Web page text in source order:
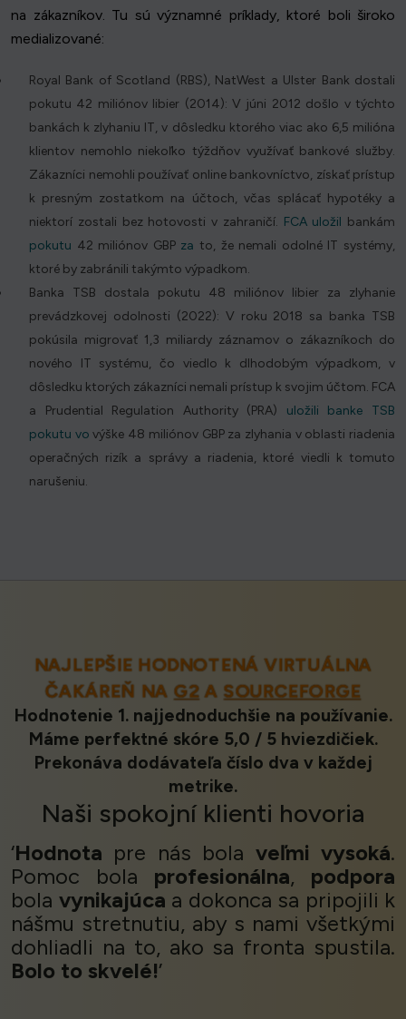
na zákazníkov. Tu sú významné príklady, ktoré boli široko
medializované:
Royal Bank of Scotland (RBS), NatWest a Ulster Bank dostali
pokutu 42 miliónov libier (2014): V júni 2012 došlo v týchto
bankách k zlyhaniu IT, v dôsledku ktorého viac ako 6,5 milióna
klientov nemohlo niekoľko týždňov využívať bankové služby.
Zákazníci nemohli používať online bankovníctvo, získať prístup
k presným zostatkom na účtoch, včas splácať hypotéky a
niektorí zostali bez hotovosti v zahraničí. FCA uložil bankám
pokutu 42 miliónov GBP za to, že nemali odolné IT systémy,
ktoré by zabránili takýmto výpadkom.
Banka TSB dostala pokutu 48 miliónov libier za zlyhanie
prevádzkovej odolnosti (2022): V roku 2018 sa banka TSB
pokúsila migrovať 1,3 miliardy záznamov o zákazníkoch do
nového IT systému, čo viedlo k dlhodobým výpadkom, v
dôsledku ktorých zákazníci nemali prístup k svojim účtom. FCA
a Prudential Regulation Authority (PRA) uložili banke TSB
pokutu vo výške 48 miliónov GBP za zlyhania v oblasti riadenia
operačných rizík a správy a riadenia, ktoré viedli k tomuto
narušeniu.
NAJLEPŠIE HODNOTENÁ VIRTUÁLNA
ČAKÁREŇ NAG2 A SOURCEFORGE
Hodnotenie 1. najjednoduchšie na používanie.
Máme perfektné skóre 5,0 / 5 hviezdičiek.
Prekonáva dodávateľa číslo dva v každej
metrike.
Naši spokojní klienti hovoria
‘Hodnota pre nás bola veľmi vysoká.
Pomoc bola profesionálna, podpora
bola vynikajúca a dokonca sa pripojili k
nášmu stretnutiu, aby s nami všetkými
dohliadli na to, ako sa fronta spustila.
Bolo to skvelé!’